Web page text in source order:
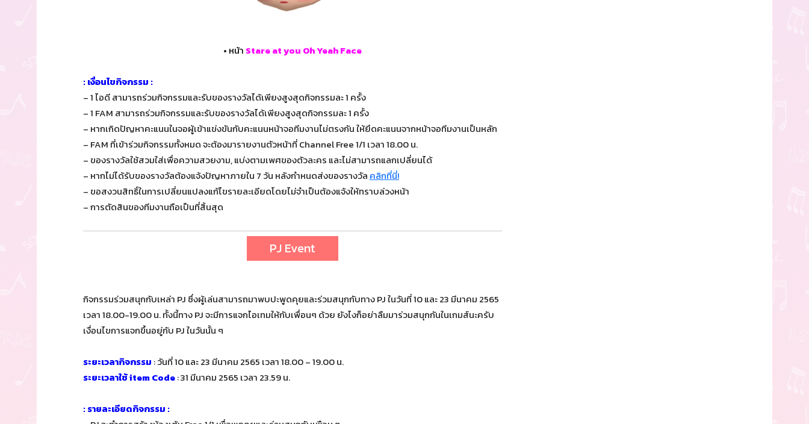
• หน้า Stare at you Oh Yeah Face
: เงื่อนไขกิจกรรม :
– 1 ไอดี สามารถร่วมกิจกรรมและรับของรางวัลได้เพียงสูงสุดกิจกรรมละ 1 ครั้ง
– 1 FAM สามารถร่วมกิจกรรมและรับของรางวัลได้เพียงสูงสุดกิจกรรมละ 1 ครั้ง
– หากเกิดปัญหาคะแนนในจอผู้เข้าแข่งขันกับคะแนนหน้าจอทีมงานไม่ตรงกัน ให้ยึดคะแนนจากหน้าจอทีมงานเป็นหลัก
– FAM ที่เข้าร่วมกิจกรรมทั้งหมด จะต้องมารายงานตัวหน้าที่ Channel Free 1/1 เวลา 18.00 น.
– ของรางวัลใช้สวมใส่เพื่อความสวยงาม, แบ่งตามเพศของตัวละคร และไม่สามารถแลกเปลี่ยนได้
– หากไม่ได้รับของรางวัลต้องแจ้งปัญหาภายใน 7 วัน หลังกำหนดส่งของรางวัล คลิกที่นี่!
– ขอสงวนสิทธิ์ในการเปลี่ยนแปลงแก้ไขรายละเอียดโดยไม่จำเป็นต้องแจ้งให้ทราบล่วงหน้า
– การตัดสินของทีมงานถือเป็นที่สิ้นสุด
PJ Event
กิจกรรมร่วมสนุกกับเหล่า PJ ซึ่งผู้เล่นสามารถมาพบปะพูดคุยและร่วมสนุกกับทาง PJ ในวันที่ 10 และ 23 มีนาคม 2565
เวลา 18.00-19.00 น. ทั้งนี้ทาง PJ จะมีการแจกไอเทมให้กับเพื่อนๆ ด้วย ยังไงก็อย่าลืมมาร่วมสนุกกันในเกมส์นะครับ
เงื่อนไขการแจกขึ้นอยู่กับ PJ ในวันนั้น ๆ
ระยะเวลากิจกรรม : วันที่ 10 และ 23 มีนาคม 2565 เวลา 18.00 – 19.00 น.
ระยะเวลาใช้ item Code: 31 มีนาคม 2565 เวลา 23.59 น.
: รายละเอียดกิจกรรม :